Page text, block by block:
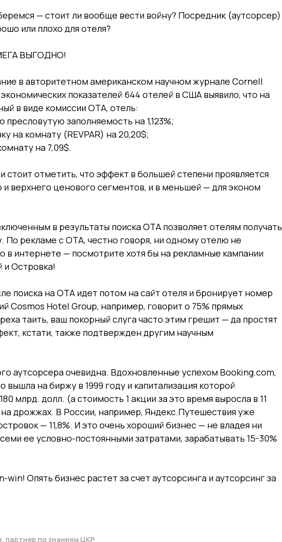
— стоит ли вообще вести войну? Посредник (аутсорсер)
или плохо для отеля?
ВЫГОДНО!
в авторитетном американском научном журнале Cornell
показателей 644 отелей в США выявило, что на
в виде комиссии ОТА, отель:
заполняемость на 1,123%;
на комнату (REVPAR) на 20,20$;
на 7,09$.
стоит отметить, что эффект в большей степени проявляется
и верхнего ценового сегментов, и в меньшей — для эконом
в результаты поиска ОТА позволяет отелям получать
По рекламе с ОТА, честно говоря, ни одному отелю не
в интернете — посмотрите хотя бы на рекламные кампании
и Островка!
поиска на ОТА идет потом на сайт отеля и бронирует номер
Cosmos Hotel Group, например, говорит о 75% прямых
таить, ваш покорный слуга часто этим грешит — да простят
кстати, также подтвержден другим научным
аутсорсера очевидна. Вдохновленные успехом Booking.com,
вышла на биржу в 1999 году и капитализация которой
млрд. долл. (а стоимость 1 акции за это время выросла в 11
дрожжах. В России, например, Яндекс.Путешествия уже
— 11,8%. И это очень хороший бизнес — не владея ни
ее условно-постоянными затратами, зарабатывать 15-30%
win! Опять бизнес растет за счет аутсорсинга и аутсорсинг за
партнер по знаниям ЦКР